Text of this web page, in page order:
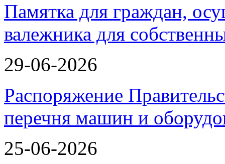
Памятка для граждан,
валежника для
29-06-2026
Распоряжение
перечня машин и
25-06-2026